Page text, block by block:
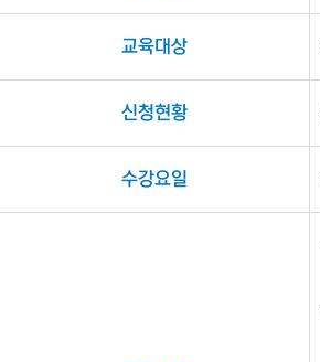
교육대상
신청현황
수강요일